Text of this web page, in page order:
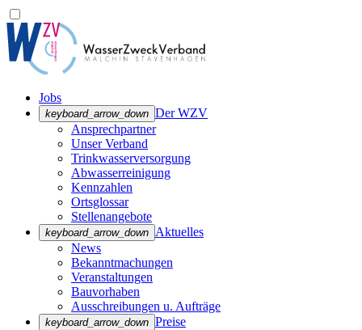
Jobs
keyboard_arrow_down Der WZV
Ansprechpartner
Unser Verband
Trinkwasser­versorgung
Abwasserreinigung
Kennzahlen
Ortsglossar
Stellenangebote
keyboard_arrow_down Aktuelles
News
Bekanntmachungen
Veranstaltungen
Bauvorhaben
Ausschreibungen u. Aufträge
keyboard_arrow_down Preise